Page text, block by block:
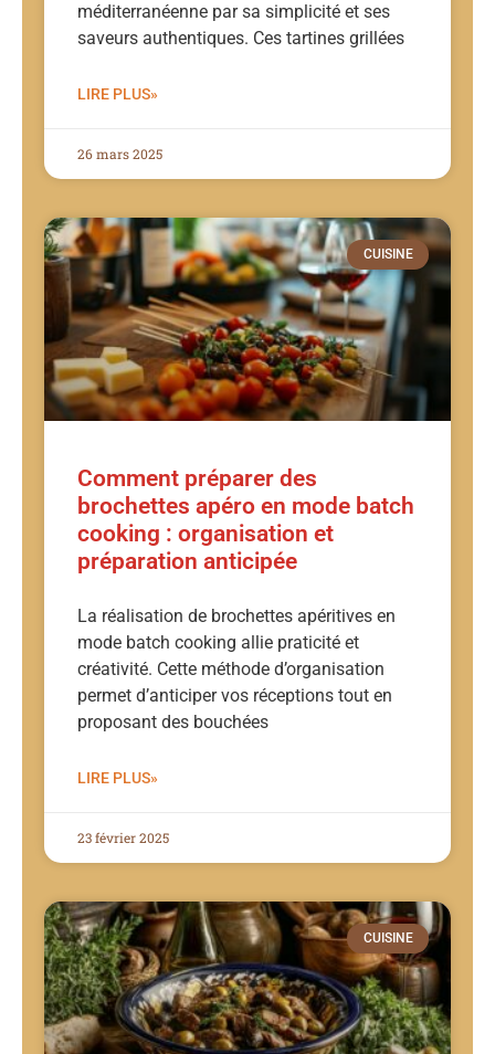
méditerranéenne par sa simplicité et ses
saveurs authentiques. Ces tartines grillées
LIRE PLUS»
26 mars 2025
CUISINE
Comment préparer des
brochettes apéro en mode batch
cooking : organisation et
préparation anticipée
La réalisation de brochettes apéritives en
mode batch cooking allie praticité et
créativité. Cette méthode d’organisation
permet d’anticiper vos réceptions tout en
proposant des bouchées
LIRE PLUS»
23 février 2025
CUISINE